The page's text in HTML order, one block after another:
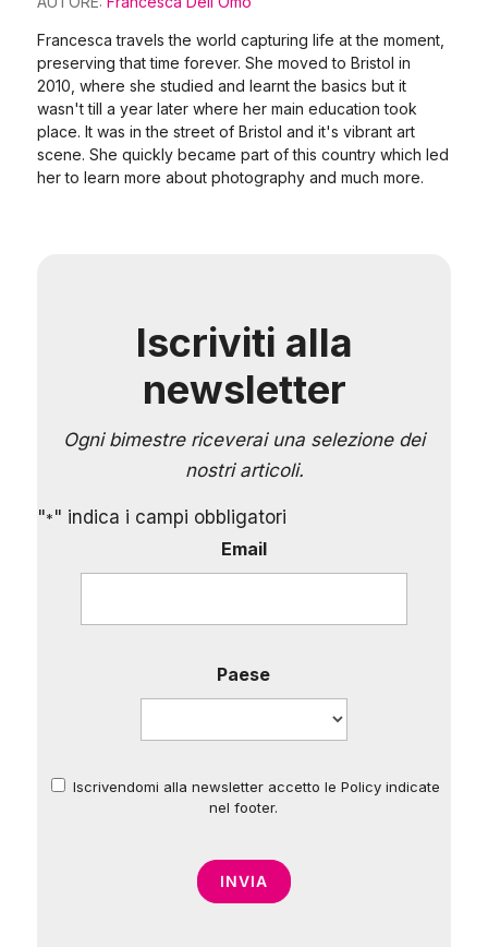
Francesca travels the world capturing life at the moment,
preserving that time forever. She moved to Bristol in
2010, where she studied and learnt the basics but it
wasn't till a year later where her main education took
place. It was in the street of Bristol and it's vibrant art
scene. She quickly became part of this country which led
her to learn more about photography and much more.
Iscriviti alla
newsletter
Ogni bimestre riceverai una selezione dei
nostri articoli.
"*" indica i campi obbligatori
Email
Paese
*
Iscrivendomi alla newsletter accetto le Policy indicate
nel footer.